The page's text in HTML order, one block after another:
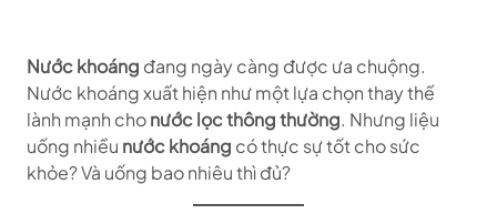
Nước khoáng đang ngày càng được ưa chuộng.
Nước khoáng xuất hiện như một lựa chọn thay thế
lành mạnh chonước lọc thông thường. Nhưng liệu
uống nhiều nước khoáng có thực sự tốt cho sức
khỏe? Và uống bao nhiêu thì đủ?